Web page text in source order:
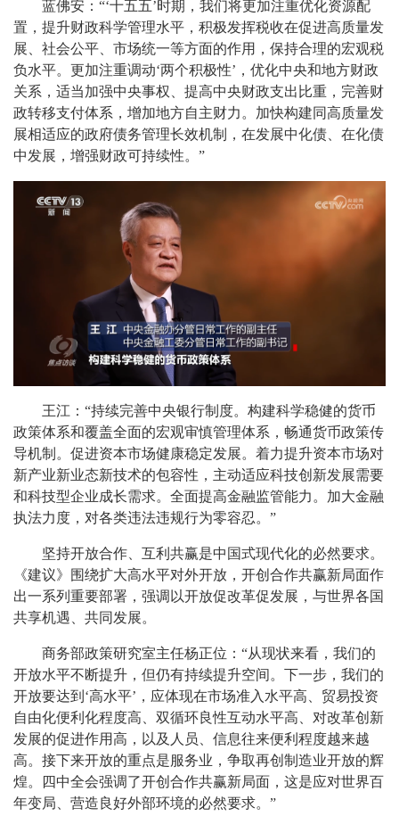
蓝佛安：“‘十五五’时期，我们将更加注重优化资源配
置，提升财政科学管理水平，积极发挥税收在促进高质量发
展、社会公平、市场统一等方面的作用，保持合理的宏观税
负水平。更加注重调动‘两个积极性’，优化中央和地方财政
关系，适当加强中央事权、提高中央财政支出比重，完善财
政转移支付体系，增加地方自主财力。加快构建同高质量发
展相适应的政府债务管理长效机制，在发展中化债、在化债
中发展，增强财政可持续性。”
王江：“持续完善中央银行制度。构建科学稳健的货币
政策体系和覆盖全面的宏观审慎管理体系，畅通货币政策传
导机制。促进资本市场健康稳定发展。着力提升资本市场对
新产业新业态新技术的包容性，主动适应科技创新发展需要
和科技型企业成长需求。全面提高金融监管能力。加大金融
执法力度，对各类违法违规行为零容忍。”
坚持开放合作、互利共赢是中国式现代化的必然要求。
《建议》围绕扩大高水平对外开放，开创合作共赢新局面作
出一系列重要部署，强调以开放促改革促发展，与世界各国
共享机遇、共同发展。
商务部政策研究室主任杨正位：“从现状来看，我们的
开放水平不断提升，但仍有持续提升空间。下一步，我们的
开放要达到‘高水平’，应体现在市场准入水平高、贸易投资
自由化便利化程度高、双循环良性互动水平高、对改革创新
发展的促进作用高，以及人员、信息往来便利程度越来越
高。接下来开放的重点是服务业，争取再创制造业开放的辉
煌。四中全会强调了开创合作共赢新局面，这是应对世界百
年变局、营造良好外部环境的必然要求。”